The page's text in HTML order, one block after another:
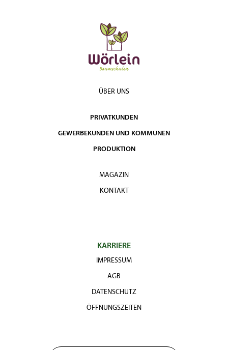
ÜBER UNS
PRIVATKUNDEN
GEWERBEKUNDEN UND KOMMUNEN
PRODUKTION
MAGAZIN
KONTAKT
KARRIERE
IMPRESSUM
AGB
DATENSCHUTZ
ÖFFNUNGSZEITEN